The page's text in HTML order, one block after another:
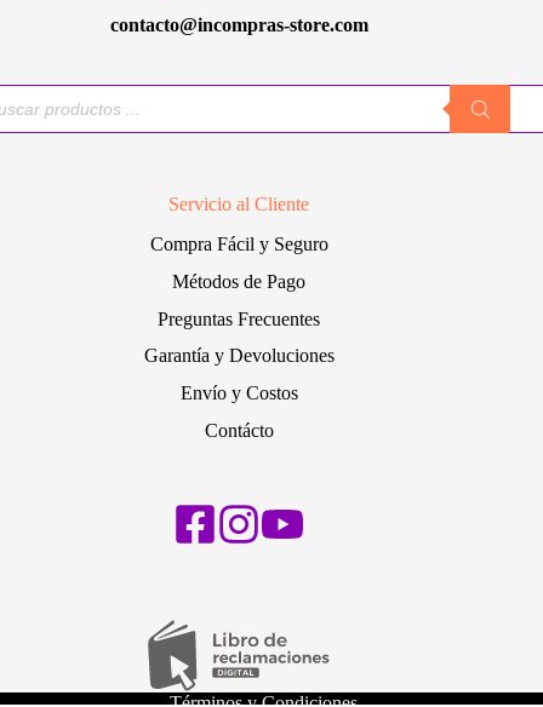
producto
contacto@incompras-store.com
Servicio al Cliente
Compra Fácil y Seguro
Métodos de Pago
Preguntas Frecuentes
Garantía y Devoluciones
Envío y Costos
Contácto
Términos y Condiciones